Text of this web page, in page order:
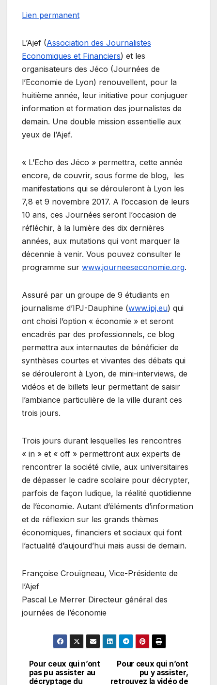
Lien permanent
L’Ajef (Association des Journalistes
Economiques et Financiers) et les
organisateurs des Jéco (Journées de
l’Economie de Lyon) renouvellent, pour la
huitième année, leur initiative pour conjuguer
information et formation des journalistes de
demain. Une double mission essentielle aux
yeux de l’Ajef.
« L’Echo des Jéco » permettra, cette année
encore, de couvrir, sous forme de blog, les
manifestations qui se dérouleront à Lyon les
7,8 et 9 novembre 2017. A l’occasion de leurs
10 ans, ces Journées seront l’occasion de
réfléchir, à la lumière des dix dernières
années, aux mutations qui vont marquer la
décennie à venir. Vous pouvez consulter le
programme sur www.journeeseconomie.org.
Assuré par un groupe de 9 étudiants en
journalisme d’IPJ-Dauphine (www.ipj.eu) qui
ont choisi l’option « économie » et seront
encadrés par des professionnels, ce blog
permettra aux internautes de bénéficier de
synthèses courtes et vivantes des débats qui
se dérouleront à Lyon, de mini-interviews, de
vidéos et de billets leur permettant de saisir
l’ambiance particulière de la ville durant ces
trois jours.
Trois jours durant lesquelles les rencontres
« in » et « off » permettront aux experts de
rencontrer la société civile, aux universitaires
de dépasser le cadre scolaire pour décrypter,
parfois de façon ludique, la réalité quotidienne
de l’économie. Autant d’éléments d’information
et de réflexion sur les grands thèmes
économiques, financiers et sociaux qui font
l’actualité d’aujourd’hui mais aussi de demain.
Françoise Crouïgneau, Vice-Présidente de
l’Ajef
Pascal Le Merrer Directeur général des
journées de l’économie
Navigation
Pour ceux qui n’ont
pu y assister,
retrouvez la vidéo de
Pour ceux qui n’ont
pas pu assister au
décryptage du